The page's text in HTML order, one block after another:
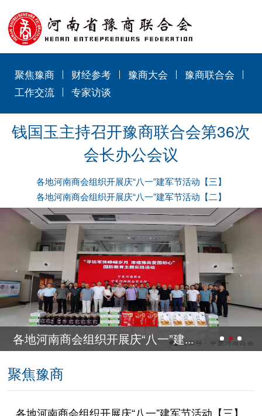
聚焦豫商 财经参考 豫商大会
豫商联合会
工作交流
专家访谈
钱国玉主持召开豫商联合会第36次
会长办公会议
各地河南商会组织开展庆“八一”建军节活动【三】
各地河南商会组织开展庆“八一”建军节活动【二】
... 各地河南商会组织开展庆“八一
聚焦豫商
各地河南商会组织开展庆“八一”建军节活动【三】